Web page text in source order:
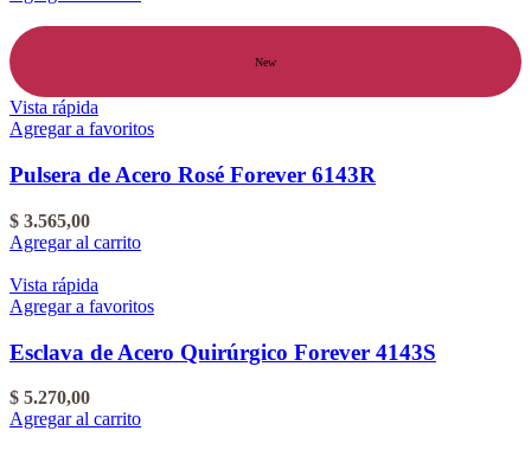
New
Vista rápida
Agregar a favoritos
Pulsera de Acero Rosé Forever 6143R
$ 3.565,00
Agregar al carrito
Vista rápida
Agregar a favoritos
Esclava de Acero Quirúrgico Forever 4143S
$ 5.270,00
Agregar al carrito